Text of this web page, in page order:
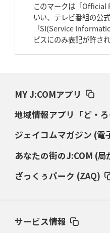
2026年3月26日(木)更新
AZ-COM丸和、リーグワンへ参入
ダイナボアーズ、“逆輸入SO”三宅駿
2026年3月5日(木)更新
2026年2月19日(木)更新
このマークは「
いい、テレビ番組の公
「SI(Service
ビスにのみ表記が許さ
MY J:COMアプリ
地域情報アプリ「ど・ろ
ジェイコムマガジン (電
あなたの街のJ:COM (
ざっくぅパーク (ZAQ)
サービス情報